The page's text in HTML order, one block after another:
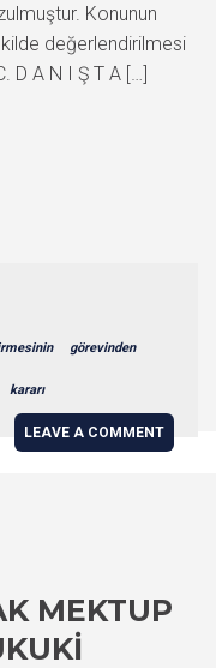
Konunun
değerlendirilmesi
D A N I Ş T A […]
görevinden
kararı
LEAVE A COMMENT
MEKTUP